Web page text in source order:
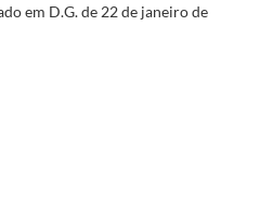
em D.G. de 22 de janeiro de